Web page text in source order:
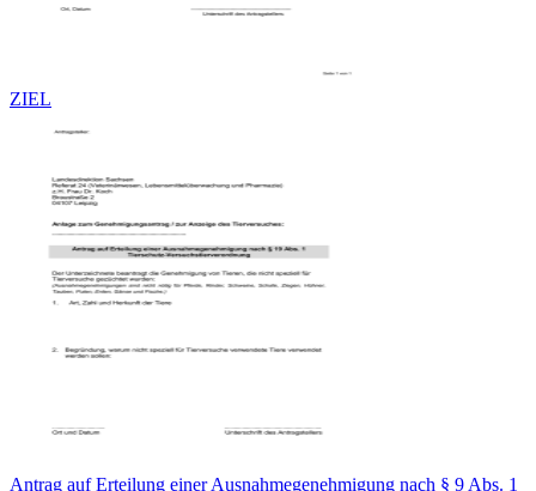
ZIEL
Antrag auf Erteilung einer Ausnahmegenehmigung nach § 9 Abs. 1